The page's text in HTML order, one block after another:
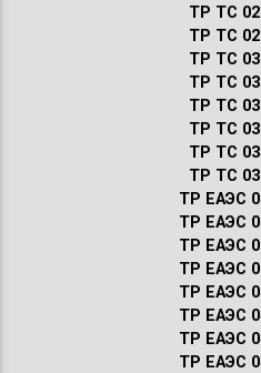
ТР ТС
ТР ТС
ТР ТС
ТР ТС
ТР ТС
ТР ТС
ТР ТС
ТР ТС
ТР ЕАЭС
ТР ЕАЭС
ТР ЕАЭС
ТР ЕАЭС
ТР ЕАЭС
ТР ЕАЭС
ТР ЕАЭС
ТР ЕАЭС